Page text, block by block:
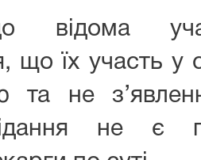
відома
що їх участь у
та не
не є